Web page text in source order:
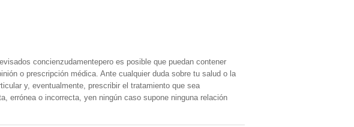
concienzudamentepero es posible que puedan contener
o prescripción médica. Ante cualquier duda sobre tu salud o la
y, eventualmente, prescribir el tratamiento que sea
errónea o incorrecta, yen ningún caso supone ninguna relación